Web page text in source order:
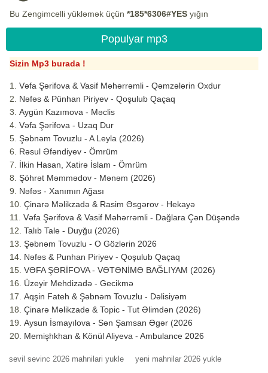
Bu Zengimcelli yükləmək üçün *185*6306#YES yığın
Populyar mp3
Sizin Mp3 burada !
Vəfa Şərifova & Vasif Məhərrəmli - Qəmzələrin Oxdur
Nəfəs & Pünhan Piriyev - Qoşulub Qaçaq
Aygün Kazımova - Məclis
Vəfa Şərifova - Uzaq Dur
Şəbnəm Tovuzlu - A Leyla (2026)
Rəsul Əfəndiyev - Ömrüm
İlkin Hasan, Xatirə İslam - Ömrüm
Şöhrət Məmmədov - Mənəm (2026)
Nəfəs - Xanımın Ağası
Çinarə Məlikzadə & Rasim Əsgərov - Hekayə
Vəfa Şərifova & Vasif Məhərrəmli - Dağlara Çən Düşəndə
Talıb Tale - Duyğu (2026)
Şəbnəm Tovuzlu - O Gözlərin 2026
Nəfəs & Punhan Piriyev - Qoşulub Qaçaq
VƏFA ŞƏRİFOVA - VƏTƏNİMƏ BAĞLIYAM (2026)
Üzeyir Mehdizadə - Gecikmə
Aqşin Fateh & Şəbnəm Tovuzlu - Dəlisiyəm
Çinarə Məlikzade & Topic - Tut Əlimdən (2026)
Aysun İsmayılova - Sən Şamsan Əgər (2026
Memişhkhan & Könül Aliyeva - Ambulance 2026
sevil sevinc 2026 mahnilari yukle yeni mahnilar 2026 yukle